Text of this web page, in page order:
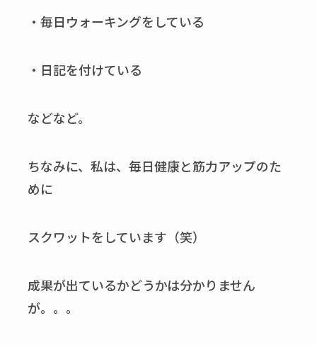
・毎日ウォーキングをしている
・日記を付けている
などなど。
ちなみに、私は、毎日健康と筋力アップのた
めに
スクワットをしています（笑）
成果が出ているかどうかは分かりません
が。。。